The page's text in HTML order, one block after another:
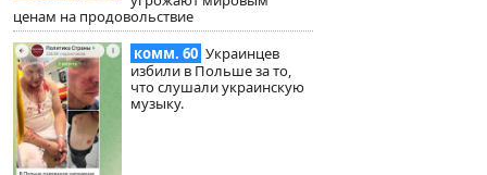
ценам на продовольствие
комм. 60 Украинцев
избили в Польше за то,
что слушали украинскую
музыку.